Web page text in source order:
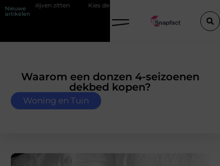
Nieuwe
artikelen
Kies de perfecte tussenjas voor heren
Waarom een donzen 4-seizoenen
dekbed kopen?
Woning en Tuin